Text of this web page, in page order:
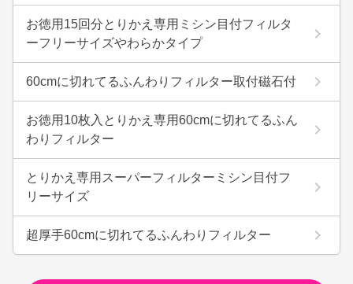
お徳用15回分とりかえ専用ミシン目付フィルタ
ーフリーサイズやわらかタイプ
60cmに切れてるふんわりフィルター取付磁石付
お徳用10枚入とりかえ専用60cmに切れてるふん
わりフィルター
とりかえ専用スーパーフィルターミシン目付フ
リーサイズ
超厚手60cmに切れてるふんわりフィルター